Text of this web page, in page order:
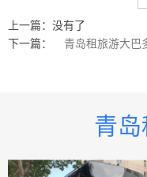
青岛小车租
青岛租车接送小巴士
青岛中巴租车
青岛中巴租
青岛租车
青岛旅游小巴
青岛旅游客
上一篇：没有了
下一篇：
青岛租旅游大巴
青